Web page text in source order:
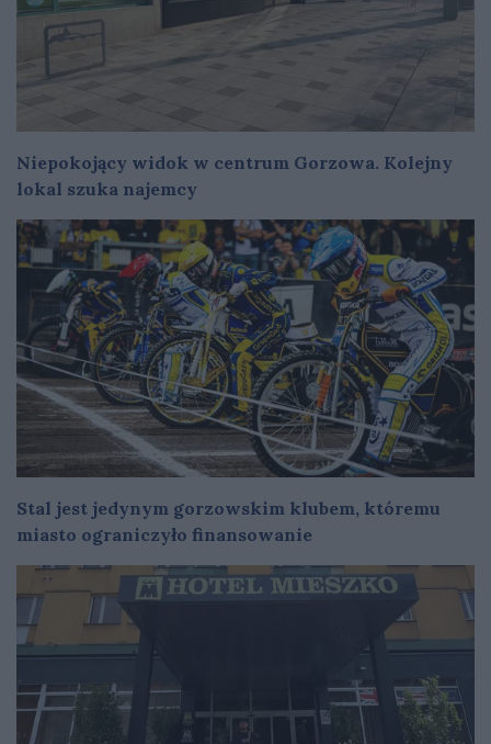
Niepokojący widok w centrum Gorzowa. Kolejny
lokal szuka najemcy
Stal jest jedynym gorzowskim klubem, któremu
miasto ograniczyło finansowanie